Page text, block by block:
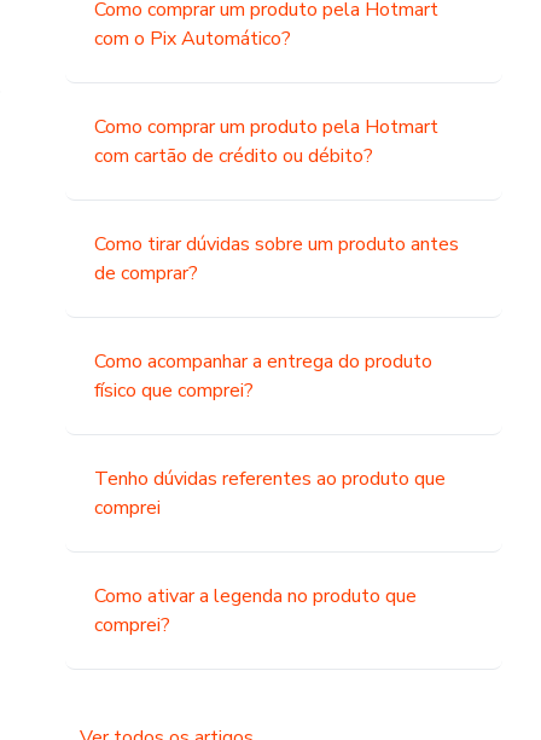
Como comprar um produto pela Hotmart
com o Pix Automático?
Como comprar um produto pela Hotmart
com cartão de crédito ou débito?
Como tirar dúvidas sobre um produto antes
de comprar?
Como acompanhar a entrega do produto
físico que comprei?
Tenho dúvidas referentes ao produto que
comprei
Como ativar a legenda no produto que
comprei?